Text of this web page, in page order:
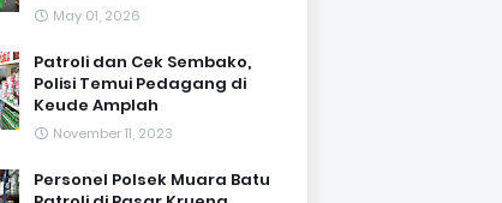
May 01, 2026
Patroli dan Cek Sembako,
Polisi Temui Pedagang di
Keude Amplah
November 11, 2023
Personel Polsek Muara Batu